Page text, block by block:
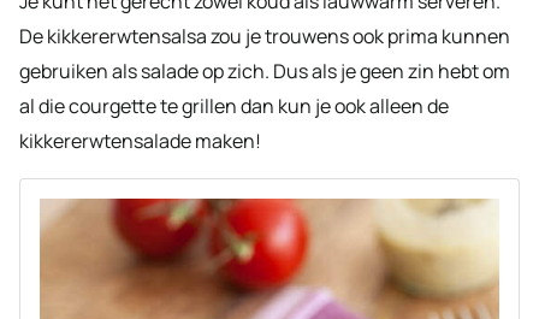
De kikkererwtensalsa zou je trouwens ook prima kunnen
gebruiken als salade op zich. Dus als je geen zin hebt om
al die courgette te grillen dan kun je ook alleen de
kikkererwtensalade maken!